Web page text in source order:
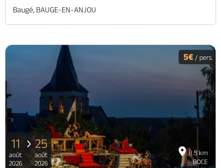
Baugé, BAUGE-EN-ANJOU
8.5 km
BOCE
5€ / pers.
11
août
2026
25
août
2026